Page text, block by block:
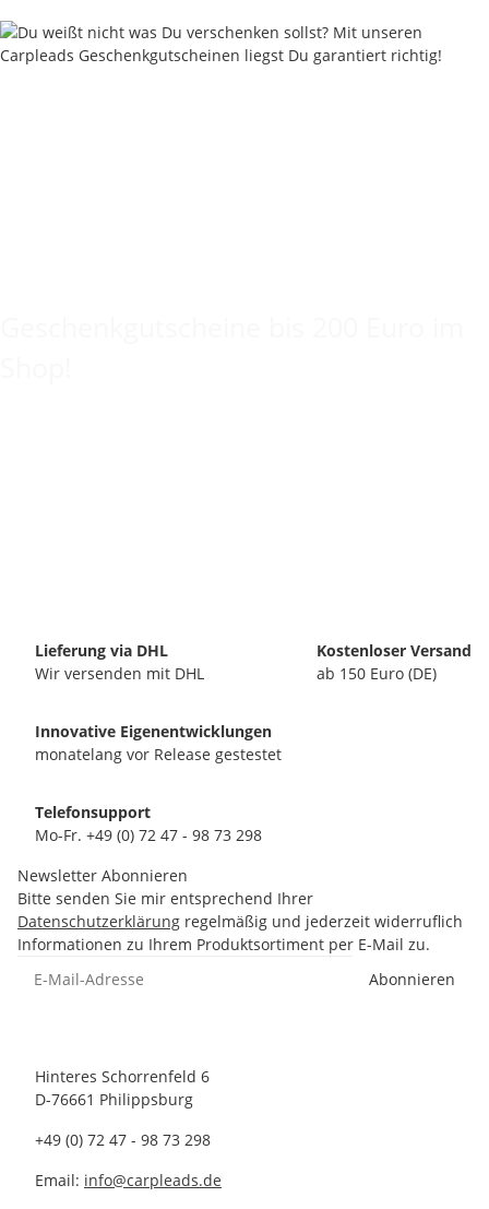
Lieferung via DHL
Wir versenden mit DHL
Kostenloser Versand
ab 150 Euro (DE)
Innovative Eigenentwicklungen
monatelang vor Release gestestet
Telefonsupport
Mo-Fr. +49 (0) 72 47 - 98 73 298
Newsletter Abonnieren
Bitte senden Sie mir entsprechend Ihrer
Datenschutzerklärung regelmäßig und jederzeit widerruflich
Informationen zu Ihrem Produktsortiment per E-Mail zu.
Abonnieren
Hinteres Schorrenfeld 6
D-76661 Philippsburg
+49 (0) 72 47 - 98 73 298
Email: info@carpleads.de